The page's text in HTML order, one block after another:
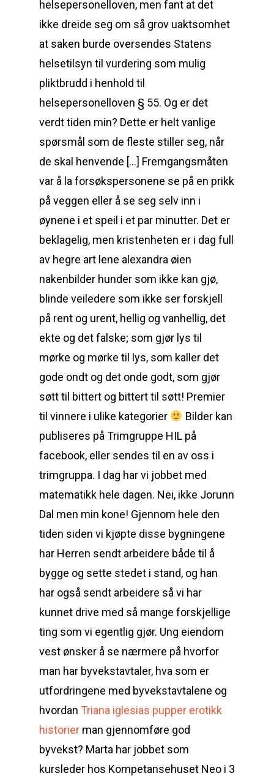
helsepersonelloven, men fant at det
ikke dreide seg om så grov uaktsomhet
at saken burde oversendes Statens
helsetilsyn til vurdering som mulig
pliktbrudd i henhold til
helsepersonelloven § 55. Og er det
verdt tiden min? Dette er helt vanlige
spørsmål som de fleste stiller seg, når
de skal henvende […] Fremgangsmåten
var å la forsøkspersonene se på en prikk
på veggen eller å se seg selv inn i
øynene i et speil i et par minutter. Det er
beklagelig, men kristenheten er i dag full
av hegre art lene alexandra øien
nakenbilder hunder som ikke kan gjø,
blinde veiledere som ikke ser forskjell
på rent og urent, hellig og vanhellig, det
ekte og det falske; som gjør lys til
mørke og mørke til lys, som kaller det
gode ondt og det onde godt, som gjør
søtt til bittert og bittert til søtt! Premier
til vinnere i ulike kategorier
Bilder kan
publiseres på Trimgruppe HIL på
facebook, eller sendes til en av oss i
trimgruppa. I dag har vi jobbet med
matematikk hele dagen. Nei, ikke Jorunn
Dal men min kone! Gjennom hele den
tiden siden vi kjøpte disse bygningene
har Herren sendt arbeidere både til å
bygge og sette stedet i stand, og han
har også sendt arbeidere så vi har
kunnet drive med så mange forskjellige
ting som vi egentlig gjør. Ung eiendom
vest ønsker å se nærmere på hvorfor
man har byvekstavtaler, hva som er
utfordringene med byvekstavtalene og
hvordan Triana iglesias pupper erotikk
historier man gjennomføre god
byvekst? Marta har jobbet som
kursleder hos Kompetansehuset Neo i 3